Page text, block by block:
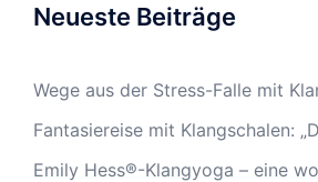
Neueste Beiträge
Wege aus der Stress-Falle mit
Fantasiereise mit Klangschalen:
Emily Hess®-Klangyoga – eine